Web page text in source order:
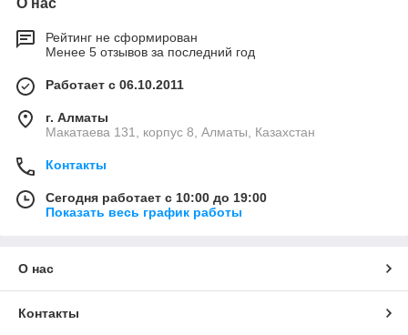
О нас
Рейтинг не сформирован
Менее 5 отзывов за последний год
Работает с 06.10.2011
г. Алматы
Макатаева 131, корпус 8, Алматы, Казахстан
Контакты
Сегодня работает с 10:00 до 19:00
Показать весь график работы
О нас
Контакты